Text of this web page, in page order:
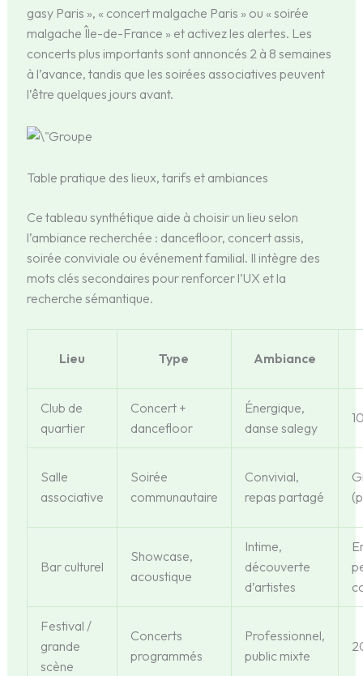
gasy Paris », « concert malgache Paris » ou « soirée
malgache Île-de-France » et activez les alertes. Les
concerts plus importants sont annoncés 2 à 8 semaines
à l’avance, tandis que les soirées associatives peuvent
l’être quelques jours avant.
Table pratique des lieux, tarifs et ambiances
Ce tableau synthétique aide à choisir un lieu selon
l’ambiance recherchée : dancefloor, concert assis,
soirée conviviale ou événement familial. Il intègre des
mots clés secondaires pour renforcer l’UX et la
recherche sémantique.
Lieu Type Ambiance
Club de
quartier
Concert +
dancefloor
Énergique,
danse salegy
Salle
associative
Soirée
communautaire
Convivial,
repas partagé
Bar culturel
Showcase,
acoustique
Intime,
découverte
d’artistes
Festival /
grande
scène
Concerts
programmés
Professionnel,
public mixte